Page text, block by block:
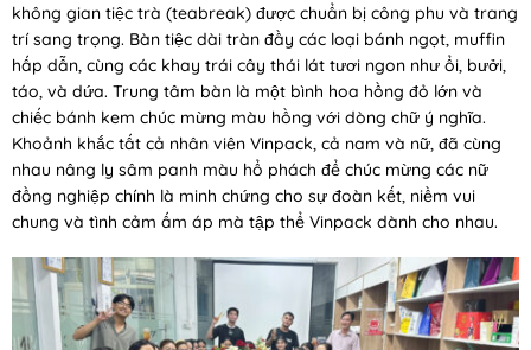
không gian tiệc trà (teabreak) được chuẩn bị công phu và trang
trí sang trọng. Bàn tiệc dài tràn đầy các loại bánh ngọt, muffin
hấp dẫn, cùng các khay trái cây thái lát tươi ngon như ổi, bưởi,
táo, và dứa. Trung tâm bàn là một bình hoa hồng đỏ lớn và
chiếc bánh kem chúc mừng màu hồng với dòng chữ ý nghĩa.
Khoảnh khắc tất cả nhân viên Vinpack, cả nam và nữ, đã cùng
nhau nâng ly sâm panh màu hổ phách để chúc mừng các nữ
đồng nghiệp chính là minh chứng cho sự đoàn kết, niềm vui
chung và tình cảm ấm áp mà tập thể Vinpack dành cho nhau.